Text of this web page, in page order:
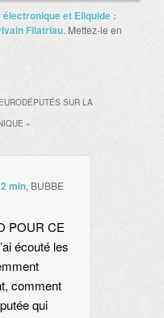
et Eliquide :
Filatriau. Mettez-le en
SUR LA
»
min, BUBBE
POUR CE
écouté les
comment
qui